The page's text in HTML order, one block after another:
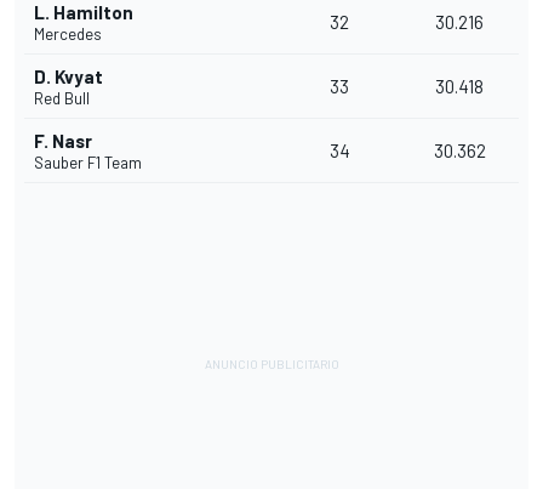
L. Hamilton
Mercedes
32 30.216
D. Kvyat
Red Bull
33 30.418
F. Nasr
Sauber F1 Team
34 30.362